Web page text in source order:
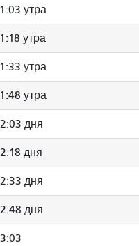
утра
утра
утра
утра
дня
дня
дня
дня